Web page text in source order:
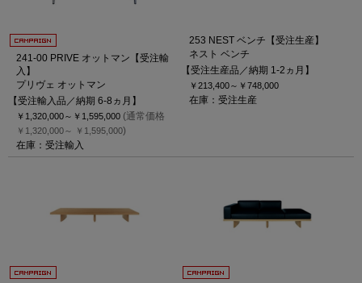
241-00 PRIVE オットマン【受注輸
入】
プリヴェ オットマン
【受注輸入品／納期 6-8ヵ月】
￥1,320,000～ ￥1,595,000 (通常価格
￥1,320,000～ ￥1,595,000)
在庫：受注輸入
253 NEST ベンチ【受注生産】
ネスト ベンチ
【受注生産品／納期 1-2ヵ月】
￥213,400～ ￥748,000
在庫：受注生産